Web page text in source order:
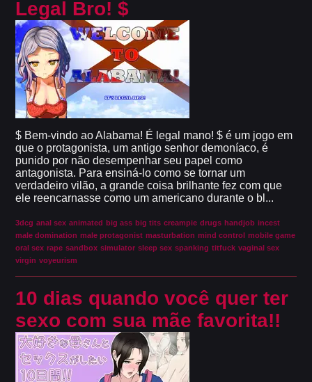
Legal Bro! $
$ Bem-vindo ao Alabama! É legal mano! $ é um jogo em
que o protagonista, um antigo senhor demoníaco, é
punido por não desempenhar seu papel como
antagonista. Para ensiná-lo como se tornar um
verdadeiro vilão, a grande coisa brilhante fez com que
ele reencarnasse como um americano durante o bl...
3dcg anal sex animated big ass big tits creampie drugs handjob incest
male domination male protagonist masturbation mind control mobile game
oral sex rape sandbox simulator sleep sex spanking titfuck vaginal sex
virgin voyeurism
10 dias quando você quer ter
sexo com sua mãe favorita!!